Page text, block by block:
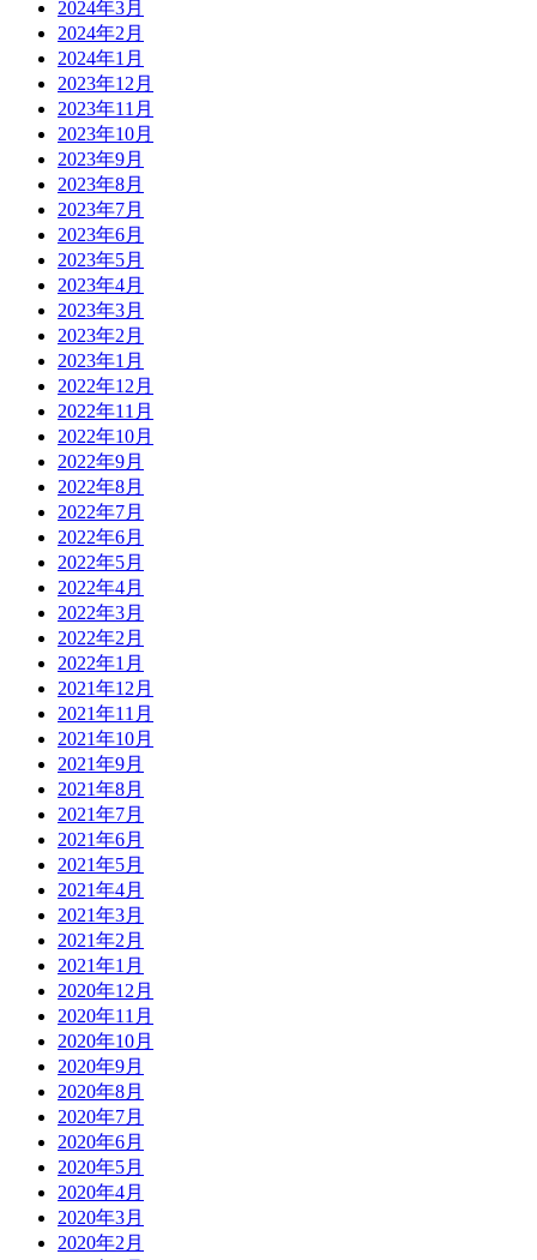
2024年3月
2024年2月
2024年1月
2023年12月
2023年11月
2023年10月
2023年9月
2023年8月
2023年7月
2023年6月
2023年5月
2023年4月
2023年3月
2023年2月
2023年1月
2022年12月
2022年11月
2022年10月
2022年9月
2022年8月
2022年7月
2022年6月
2022年5月
2022年4月
2022年3月
2022年2月
2022年1月
2021年12月
2021年11月
2021年10月
2021年9月
2021年8月
2021年7月
2021年6月
2021年5月
2021年4月
2021年3月
2021年2月
2021年1月
2020年12月
2020年11月
2020年10月
2020年9月
2020年8月
2020年7月
2020年6月
2020年5月
2020年4月
2020年3月
2020年2月